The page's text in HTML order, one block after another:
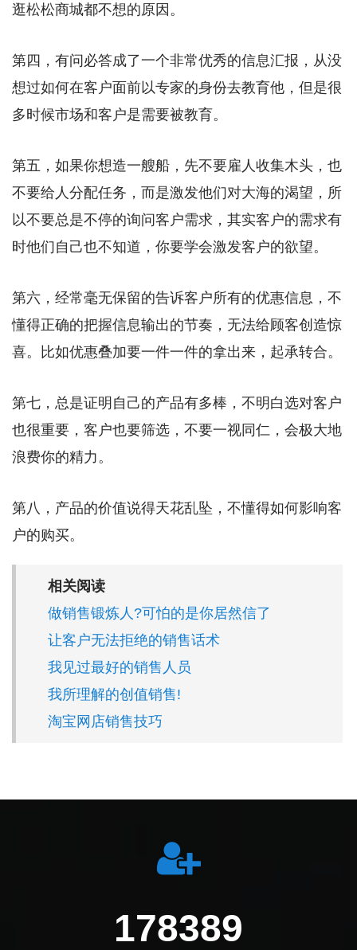
逛松松商城都不想的原因。
第四，有问必答成了一个非常优秀的信息汇报，从没
想过如何在客户面前以专家的身份去教育他，但是很
多时候市场和客户是需要被教育。
第五，如果你想造一艘船，先不要雇人收集木头，也
不要给人分配任务，而是激发他们对大海的渴望，所
以不要总是不停的询问客户需求，其实客户的需求有
时他们自己也不知道，你要学会激发客户的欲望。
第六，经常毫无保留的告诉客户所有的优惠信息，不
懂得正确的把握信息输出的节奏，无法给顾客创造惊
喜。比如优惠叠加要一件一件的拿出来，起承转合。
第七，总是证明自己的产品有多棒，不明白选对客户
也很重要，客户也要筛选，不要一视同仁，会极大地
浪费你的精力。
第八，产品的价值说得天花乱坠，不懂得如何影响客
户的购买。
相关阅读
做销售锻炼人?可怕的是你居然信了
让客户无法拒绝的销售话术
我见过最好的销售人员
我所理解的创值销售!
淘宝网店销售技巧
198972